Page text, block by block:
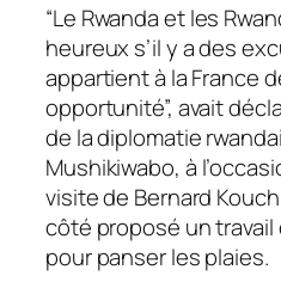
“Le Rwanda et les
heureux s’il y a des
appartient à la France
opportunité”, avait
de la diplomatie
Mushikiwabo, à
visite de Bernard
côté proposé un travail
pour panser les plaies.